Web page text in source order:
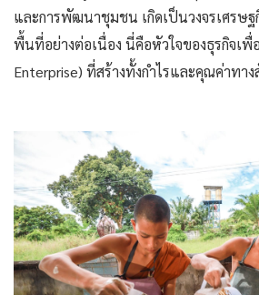
และการพัฒนาชุมชน เกิดเป็นวงจรเศรษ
พื้นที่อย่างต่อเนื่อง นี่คือหัวใจของธุรกิจเพื่
Enterprise) ที่สร้างทั้งกำไรและคุณค่าทา